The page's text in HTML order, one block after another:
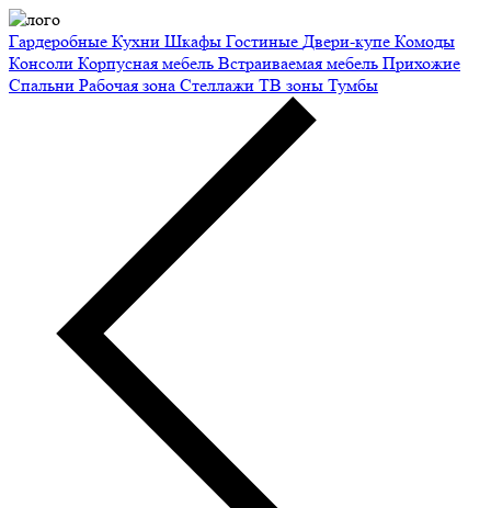
Гардеробные Кухни Шкафы Гостиные Двери-купе Комоды
Консоли Корпусная мебель Встраиваемая мебель Прихожие
Спальни Рабочая зона Стеллажи ТВ зоны Тумбы